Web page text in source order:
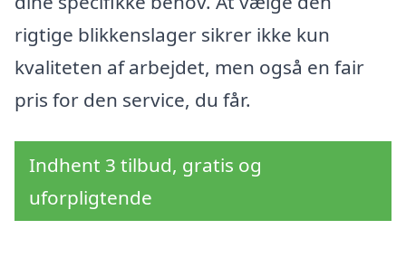
rigtige blikkenslager sikrer ikke kun
kvaliteten af arbejdet, men også en fair
pris for den service, du får.
Indhent 3 tilbud, gratis og
uforpligtende